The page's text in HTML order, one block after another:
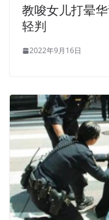
教唆女儿打晕
轻判
2022年9月16日